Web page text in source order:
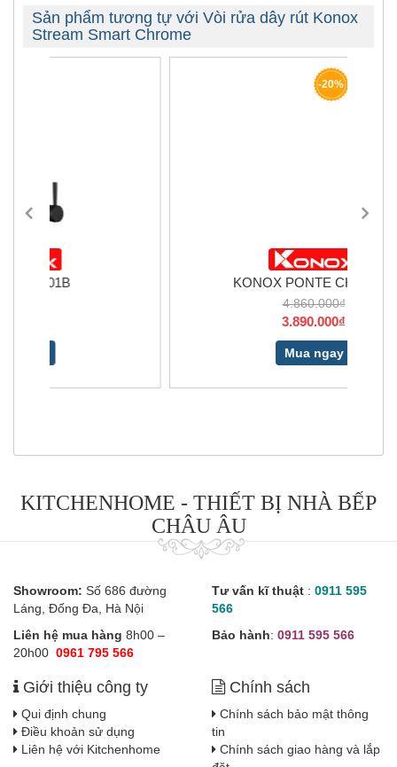
Sản phẩm tương tự với Vòi rửa dây rút Konox
Stream Smart Chrome
KONOX PONTE CHROME
KITCHENHOME - THIẾT BỊ NHÀ BẾP
CHÂU ÂU
Showroom: Số 686 đường
Láng, Đống Đa, Hà Nội
Liên hệ mua hàng 8h00 –
20h00 0961 795 566
Tư vấn kĩ thuật : 0911 595
566
Bảo hành: 0911 595 566
Giới thiệu công ty
Qui định chung
Điều khoản sử dụng
Liên hệ với Kitchenhome
Chính sách
Chính sách bảo mật thông
tin
Chính sách giao hàng và lắp